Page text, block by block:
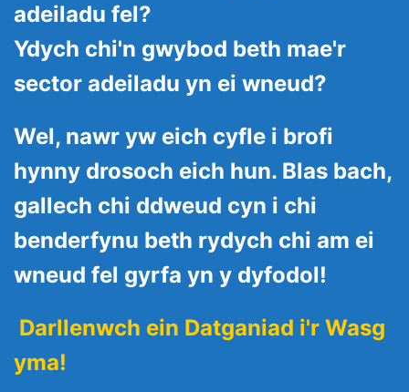
adeiladu fel?
Ydych chi'n gwybod beth mae'r
sector adeiladu yn ei wneud?
Wel, nawr yw eich cyfle i brofi
hynny drosoch eich hun. Blas bach,
gallech chi ddweud cyn i chi
benderfynu beth rydych chi am ei
wneud fel gyrfa yn y dyfodol!
Darllenwch ein Datganiad i'r Wasg
yma!